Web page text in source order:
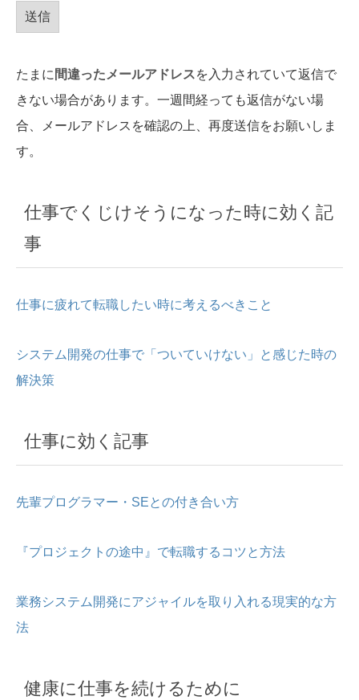
たまに 間違ったメールアドレスを入力されていて返信で
きない場合があります。一週間経っても返信がない場
合、メールアドレスを確認の上、再度送信をお願いしま
す。
仕事でくじけそうになった時に効く記
事
仕事に疲れて転職したい時に考えるべきこと
システム開発の仕事で「ついていけない」と感じた時の
解決策
仕事に効く記事
先輩プログラマー・SEとの付き合い方
『プロジェクトの途中』で転職するコツと方法
業務システム開発にアジャイルを取り入れる現実的な方
法
健康に仕事を続けるために